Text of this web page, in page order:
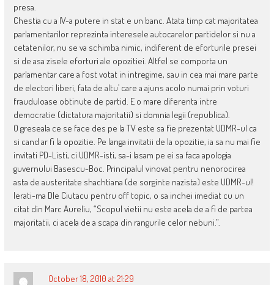
presa.
Chestia cu a IV-a putere in stat e un banc. Atata timp cat majoritatea
parlamentarilor reprezinta interesele autocarelor partidelor si nu a
cetatenilor, nu se va schimba nimic, indiferent de eforturile presei
si de asa zisele eforturi ale opozitiei. Altfel se comporta un
parlamentar care a fost votat in intregime, sau in cea mai mare parte
de electori liberi, fata de altu’ care a ajuns acolo numai prin voturi
frauduloase obtinute de partid. E o mare diferenta intre
democratie (dictatura majoritatii) si domnia legii (republica).
O greseala ce se face des pe la TV este sa fie prezentat UDMR-ul ca
si cand ar fi la opozitie. Pe langa invitatii de la opozitie, ia sa nu mai fie
invitati PD-Listi, ci UDMR-isti, sa-i lasam pe ei sa faca apologia
guvernului Basescu-Boc. Principalul vinovat pentru nenorocirea
asta de austeritate shachtiana (de sorginte nazista) este UDMR-ul!
Ierati-ma Dle Ciutacu pentru off topic, o sa inchei imediat cu un
citat din Marc Aureliu, “Scopul vietii nu este acela de a fi de partea
majoritatii, ci acela de a scapa din rangurile celor nebuni.”.
October 18, 2010 at 21:29